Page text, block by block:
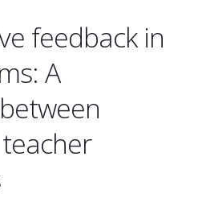
feedback in
A